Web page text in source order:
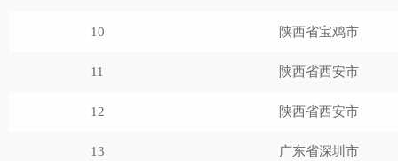
10 陕西省宝鸡市
11 陕西省西安市
12 陕西省西安市
13 广东省深圳市